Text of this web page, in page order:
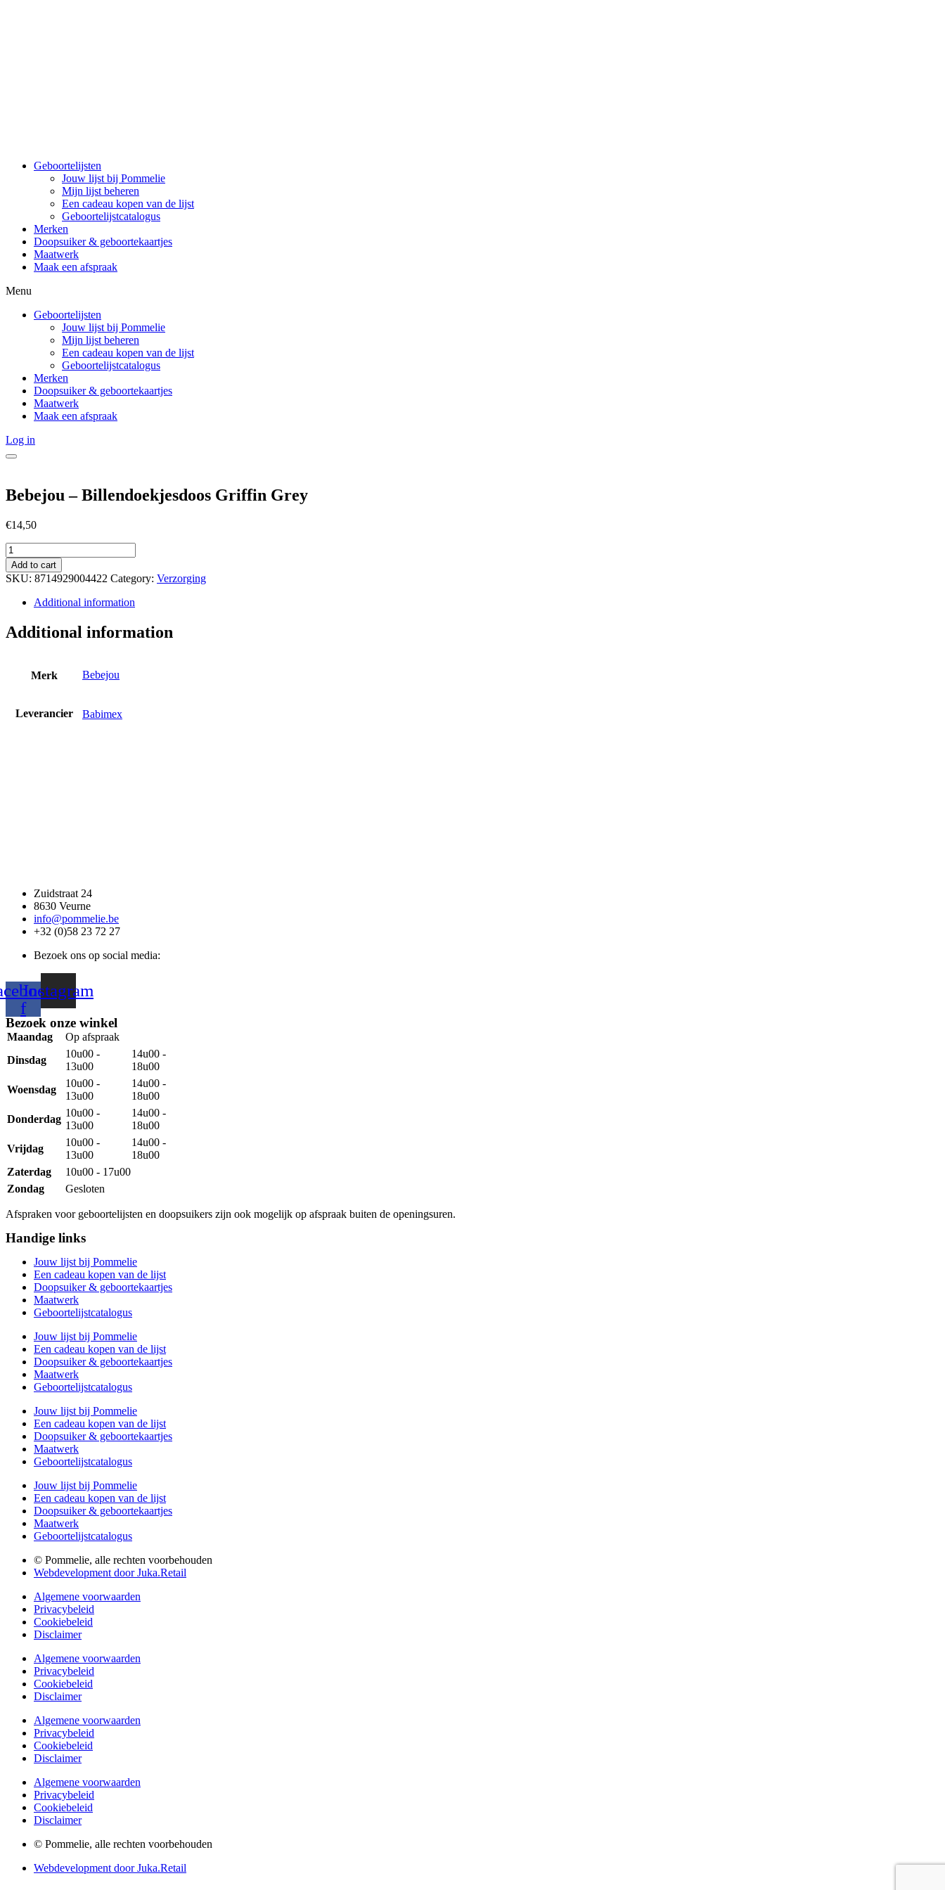
Geboortelijsten
Jouw lijst bij Pommelie
Mijn lijst beheren
Een cadeau kopen van de lijst
Geboortelijstcatalogus
Merken
Doopsuiker & geboortekaartjes
Maatwerk
Maak een afspraak
Menu
Geboortelijsten
Jouw lijst bij Pommelie
Mijn lijst beheren
Een cadeau kopen van de lijst
Geboortelijstcatalogus
Merken
Doopsuiker & geboortekaartjes
Maatwerk
Maak een afspraak
Log in
Bebejou – Billendoekjesdoos Griffin Grey
€14,50
Bebejou
-
Billendoekjesdoos
Griffin
Grey
quantity
Add to cart
SKU: 8714929004422 Category: Verzorging
Additional information
Additional information
Merk Bebejou
Leverancier Babimex
Zuidstraat 24
8630 Veurne
info@pommelie.be
+32 (0)58 23 72 27
Bezoek ons op social media:
f
Instagram
Bezoek onze winkel
Maandag
Op afspraak
Dinsdag
10u00 -
13u00
14u00 -
18u00
Woensdag
10u00 -
13u00
14u00 -
18u00
Donderdag
10u00 -
13u00
14u00 -
18u00
Vrijdag
10u00 -
13u00
14u00 -
18u00
Zaterdag
10u00 - 17u00
Zondag
Gesloten
Afspraken voor geboortelijsten en doopsuikers zijn ook mogelijk op afspraak buiten de openingsuren.
Handige links
Jouw lijst bij Pommelie
Een cadeau kopen van de lijst
Doopsuiker & geboortekaartjes
Maatwerk
Geboortelijstcatalogus
Jouw lijst bij Pommelie
Een cadeau kopen van de lijst
Doopsuiker & geboortekaartjes
Maatwerk
Geboortelijstcatalogus
Jouw lijst bij Pommelie
Een cadeau kopen van de lijst
Doopsuiker & geboortekaartjes
Maatwerk
Geboortelijstcatalogus
Jouw lijst bij Pommelie
Een cadeau kopen van de lijst
Doopsuiker & geboortekaartjes
Maatwerk
Geboortelijstcatalogus
© Pommelie, alle rechten voorbehouden
Webdevelopment door Juka.Retail
Algemene voorwaarden
Privacybeleid
Cookiebeleid
Disclaimer
Algemene voorwaarden
Privacybeleid
Cookiebeleid
Disclaimer
Algemene voorwaarden
Privacybeleid
Cookiebeleid
Disclaimer
Algemene voorwaarden
Privacybeleid
Cookiebeleid
Disclaimer
© Pommelie, alle rechten voorbehouden
Webdevelopment door Juka.Retail